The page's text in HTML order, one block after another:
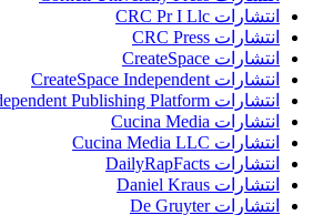
انتشارات CRC Pr I Llc
انتشارات CRC Press
انتشارات CreateSpace
انتشارات CreateSpace Independent
انتشارات CreateSpace Independent Publishing Platform
انتشارات Cucina Media
انتشارات Cucina Media LLC
انتشارات DailyRapFacts
انتشارات Daniel Kraus
انتشارات De Gruyter